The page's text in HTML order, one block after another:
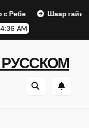
Шаар гайихуд гл. 1 (2)
AM